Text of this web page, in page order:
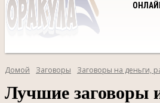
Домой Заговоры Заговоры на деньги,
Лучшие заговоры